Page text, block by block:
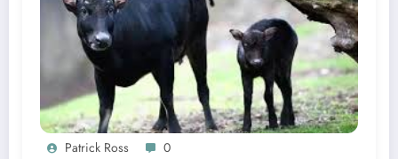
Patrick Ross 0